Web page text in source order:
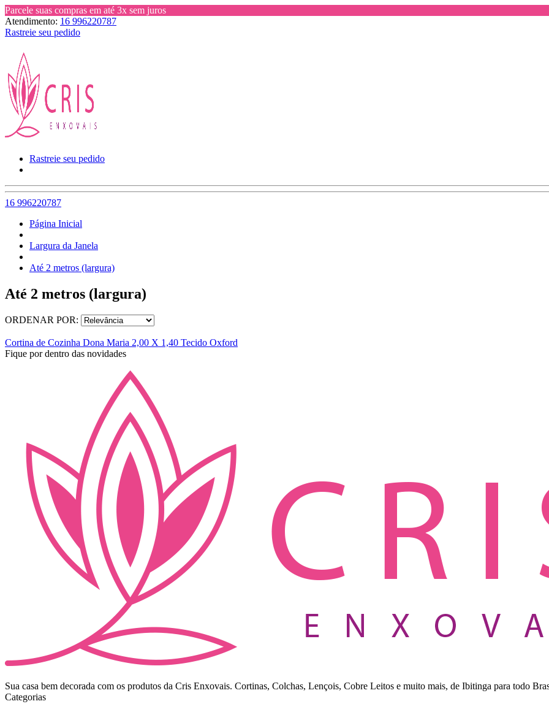
Parcele suas compras em até 3x sem juros
Atendimento: 16 996220787
Rastreie seu pedido
Rastreie seu pedido
16 996220787
Página Inicial
Largura da Janela
Até 2 metros (largura)
Até 2 metros (largura)
ORDENAR POR:
Cortina de Cozinha Dona Maria 2,00 X 1,40 Tecido Oxford
Fique por dentro das novidades
Sua casa bem decorada com os produtos da Cris Enxovais. Cortinas, Colchas, Lençois, Cobre Leitos e muito mais, de Ibitinga para todo
Categorias